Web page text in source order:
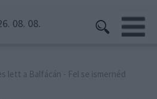
08. 08.
lett a Balfácán - Fel se ismernéd